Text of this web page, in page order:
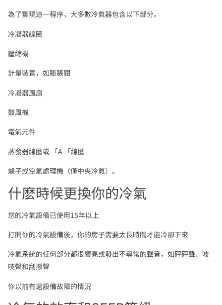
為了實現這一程序，大多數冷氣器包含以下部分。
冷凝器線圈
壓縮機
計量裝置，如膨脹閥
冷凝器風扇
鼓風機
電氣元件
蒸發器線圈或 「A 「線圈
爐子或空氣處理機（僅中央冷氣）。
什麽時候更換你的冷氣
您的冷氣設備已使用15年以上
打開你的冷氣設備後，你的房子需要太長時間才能冷卻下來
冷氣系統的任何部分都很響亮或發出不尋常的聲音，如砰砰聲、吱
吱聲和刮擦聲
你以前有過設備故障的情況